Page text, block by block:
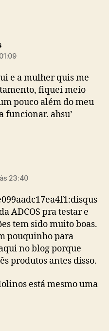
diz:
e a mulher quis me
fiquei meio
pouco além do meu
funcionar. ahsu’
23:40
ADCOS pra testar e
tem sido muito boas.
pouquinho para
no blog porque
produtos antes disso.
está mesmo uma